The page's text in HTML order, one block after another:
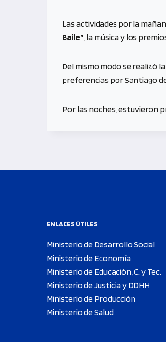
k
er k
p
p
Las actividades por la
Baile” , la música y los
Del mismo modo se realizó
preferencias por Santiago
Por las noches, estuvieron
ENLACES ÚTILES
Ministerio de Desarrollo Social
Ministerio de Economía
Ministerio de Educación, C. y Tec.
Ministerio de Justicia y DDHH
Ministerio de Producción
Ministerio de Salud